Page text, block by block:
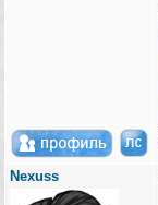
Nexuss